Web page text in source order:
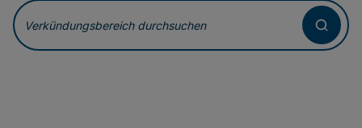
Verkündungsbereich durchsuchen